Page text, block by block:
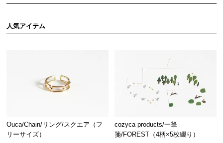
人気アイテム
Ouca/Chain/リング/スクエア（フ
リーサイズ）
cozyca products/一筆
箋/FOREST（4柄×5枚綴り）